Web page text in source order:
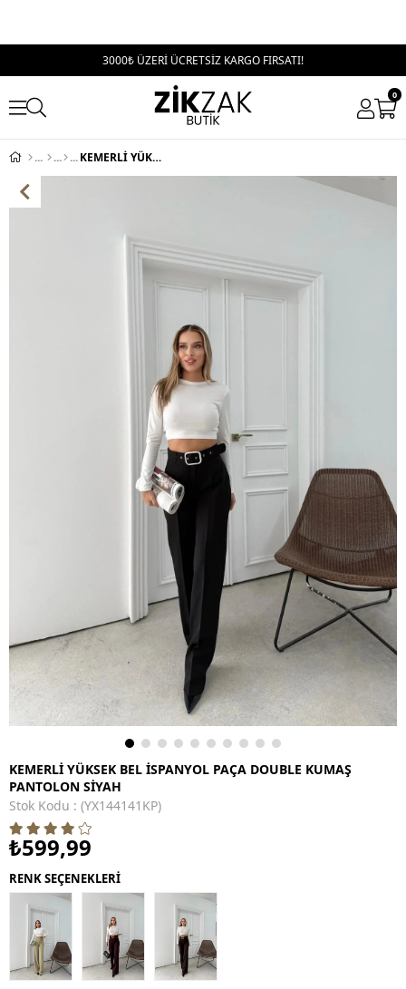
3000₺ ÜZERİ ÜCRETSİZ KARGO FIRSATI!
0
KEMERLİ YÜKSEK BEL İSPANYOL PAÇA DOUBLE KUMAŞ PANTOLON SİYAH
KEMERLİ YÜKSEK BEL İSPANYOL PAÇA DOUBLE KUMAŞ
PANTOLON SİYAH
Stok Kodu
(YX144141KP)
₺599,99
RENK SEÇENEKLERİ